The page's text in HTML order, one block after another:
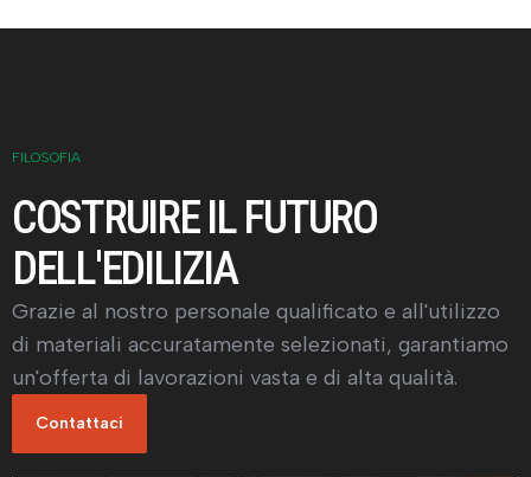
FILOSOFIA
COSTRUIRE IL FUTURO
DELL'EDILIZIA
Grazie al nostro personale qualificato e all'utilizzo
di materiali accuratamente selezionati, garantiamo
un'offerta di lavorazioni vasta e di alta qualità.
Contattaci